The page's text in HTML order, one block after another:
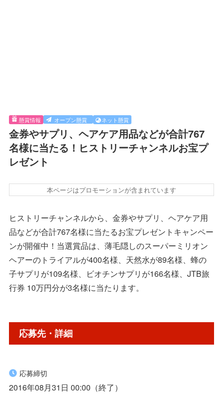
懸賞情報 オープン懸賞 ネット懸賞
金券やサプリ、ヘアケア用品などが合計767
名様に当たる！ヒストリーチャンネルお宝プ
レゼント
本ページはプロモーションが含まれています
ヒストリーチャンネルから、金券やサプリ、ヘアケア用
品などが合計767名様に当たるお宝プレゼントキャンペー
ンが開催中！当選賞品は、薄毛隠しのスーパーミリオン
ヘアーのトライアルが400名様、天然水が89名様、蜂の
子サプリが109名様、ビオチンサプリが166名様、JTB旅
行券 10万円分が3名様に当たります。
応募先・詳細
応募締切
2016年08月31日 00:00（終了）